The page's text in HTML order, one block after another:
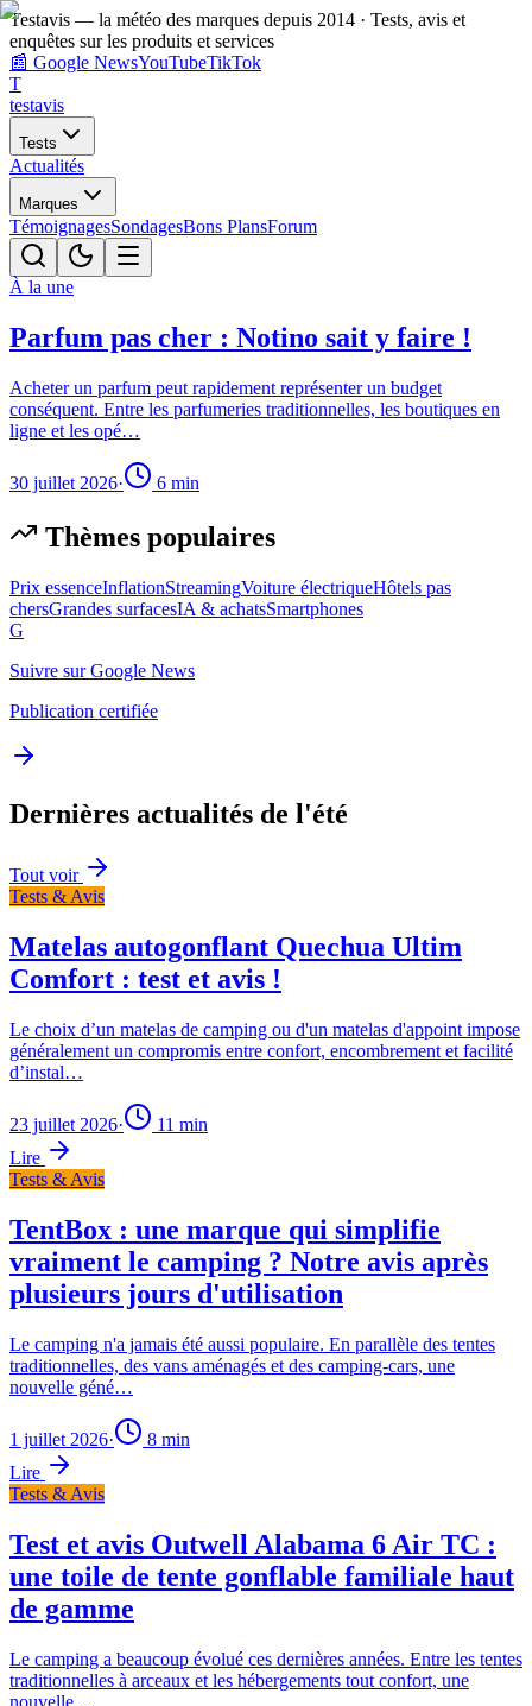
Testavis — la météo des marques depuis 2014 · Tests, avis et
enquêtes sur les produits et services
📰 Google NewsYouTubeTikTok
T
testavis
Tests
Actualités
Marques
TémoignagesSondagesBons PlansForum
À la une
Parfum pas cher : Notino sait y faire !
Acheter un parfum peut rapidement représenter un budget
conséquent. Entre les parfumeries traditionnelles, les boutiques en
ligne et les opé…
30 juillet 2026· 6 min
Thèmes populaires
Prix essenceInflationStreamingVoiture électriqueHôtels pas
chersGrandes surfacesIA & achatsSmartphones
G
Suivre sur Google News
Publication certifiée
Dernières actualités de l'été
Tout voir
Tests & Avis
Matelas autogonflant Quechua Ultim
Comfort : test et avis !
Le choix d’un matelas de camping ou d'un matelas d'appoint impose
généralement un compromis entre confort, encombrement et facilité
d’instal…
23 juillet 2026· 11 min
Lire
Tests & Avis
TentBox : une marque qui simplifie
vraiment le camping ? Notre avis après
plusieurs jours d'utilisation
Le camping n'a jamais été aussi populaire. En parallèle des tentes
traditionnelles, des vans aménagés et des camping-cars, une
nouvelle géné…
1 juillet 2026· 8 min
Lire
Tests & Avis
Test et avis Outwell Alabama 6 Air TC :
une toile de tente gonflable familiale haut
de gamme
Le camping a beaucoup évolué ces dernières années. Entre les tentes
traditionnelles à arceaux et les hébergements tout confort, une
nouvelle…